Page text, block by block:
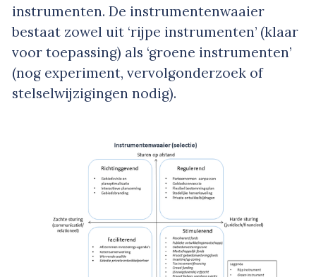
instrumenten. De instrumentenwaaier
bestaat zowel uit ‘rijpe instrumenten’ (klaar
voor toepassing) als ‘groene instrumenten’
(nog experiment, vervolgonderzoek of
stelselwijzigingen nodig).